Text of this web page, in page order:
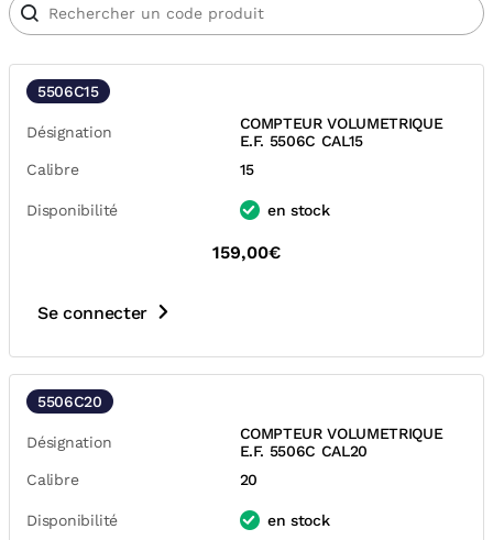
5506C15
Désignation
COMPTEUR VOLUMETRIQUE
E.F. 5506C CAL15
Calibre
15
Disponibilité en stock
159,00€
Se connecter
5506C20
Désignation
COMPTEUR VOLUMETRIQUE
E.F. 5506C CAL20
Calibre
20
Disponibilité en stock